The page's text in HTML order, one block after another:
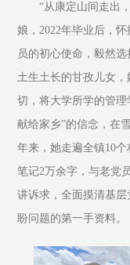
“从康定山间走出
娘，2022年毕业后，
员的初心使命，毅然
土生土长的甘孜儿女
切，将大学所学的管
献给家乡”的信念，在
年来，她走遍全镇10
笔记2万余字，与老党
讲诉求，全面摸清基
盼问题的第一手资料。